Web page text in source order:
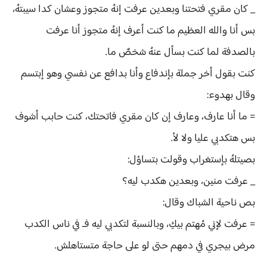
_ كان مقري فتحتنا وبعدين عرفت إنهُ متجوز وعشان كدا سيبتهُ،
بس أنا والله العظيم ما كنت أعرف إنهُ متجوز أنا عرفت
بالصدفة لما كنت بسأل عنهُ شخصٌ ما.
كنت بقول أخر جملة بإندفاع وأنا بدافع عن نفسي وهو إبتسم
وقال بهدوء:
= ما أنا عارف، وعارف إن كان مقري فاتحتك، كنت حابب أشوف
بس هتكدبي عليا ولا لأ.
بصيتلهُ بإستغراب وقولت بتساؤل:
_ عرفت منين، وبعدين هكدب ليه؟
بص ناحية الشباك وقال:
= عرفت لإني مُهتم بيكِ، وبالنسبة لتكدبي ليه فـ في ناس الكدب
مرض بيجري في دمهم حتى لو على حاجة متستاهلش.